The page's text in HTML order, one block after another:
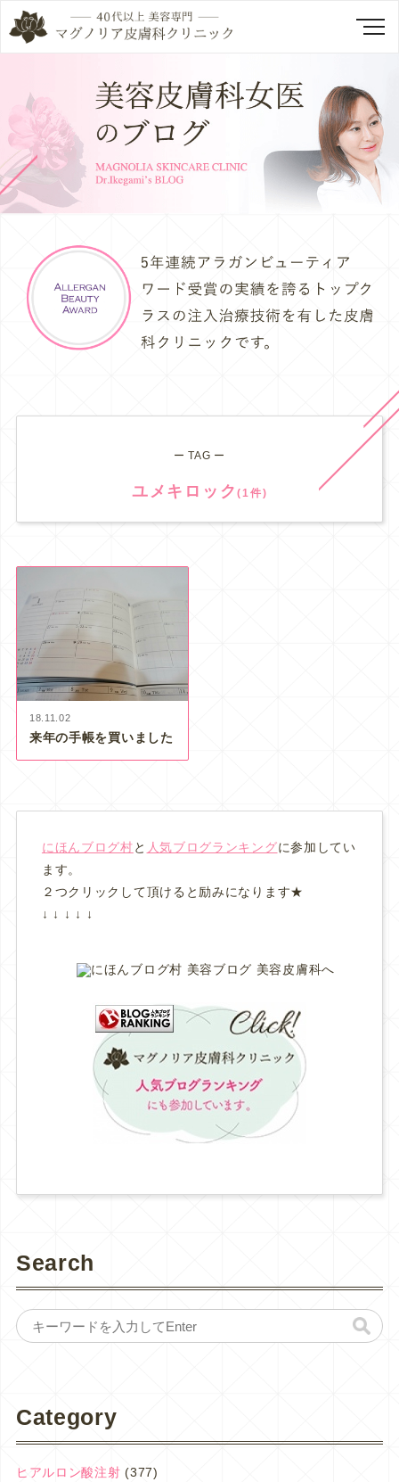
ー TAG ー
ユメキロック(1件)
18.11.02
来年の手帳を買いました
にほんブログ村と 人気ブログランキングに参加してい
ます。
２つクリックして頂けると励みになります★
↓ ↓ ↓ ↓ ↓
Search
Category
ヒアルロン酸注射 (377)